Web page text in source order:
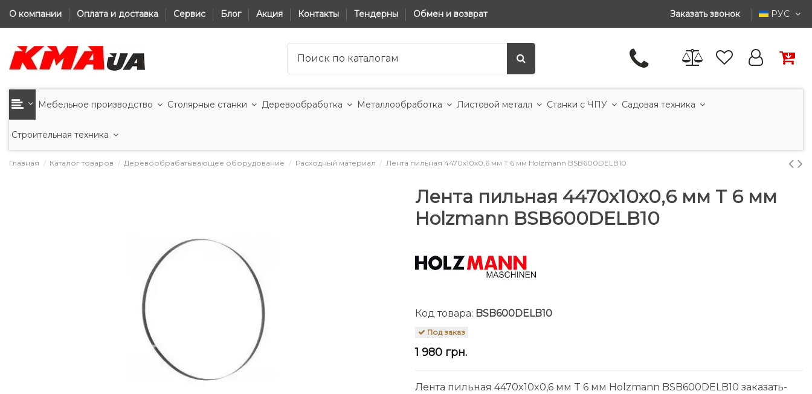
О компании Оплата и доставка Сервис Блог Акция Контакты Тендерны Обмен и возврат Заказать звонок РУС
Мебельное производство Столярные станки Деревообработка Металлообработка Листовой металл Станки с ЧПУ Садовая техника
Строительная техника
Главная Каталог товаров Деревообрабатывающее оборудование Расходный материал Лента пильная 4470x10x0,6 мм T 6 мм Holzmann BSB600DELB10
Лента пильная 4470x10x0,6 мм T 6 мм
Holzmann BSB600DELB10
Код товара: BSB600DELB10
Под заказ
1 980 грн.
Лента пильная 4470x10x0,6 мм T 6 мм Holzmann BSB600DELB10 заказать-